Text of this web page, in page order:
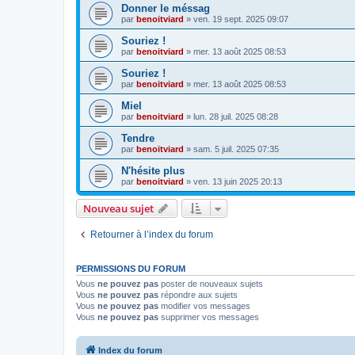
Donner le méssag
par benoitviard » ven. 19 sept. 2025 09:07
Souriez !
par benoitviard » mer. 13 août 2025 08:53
Souriez !
par benoitviard » mer. 13 août 2025 08:53
Miel
par benoitviard » lun. 28 juil. 2025 08:28
Tendre
par benoitviard » sam. 5 juil. 2025 07:35
N'hésite plus
par benoitviard » ven. 13 juin 2025 20:13
Nouveau sujet
Retourner à l’index du forum
PERMISSIONS DU FORUM
Vous ne pouvez pas poster de nouveaux sujets
Vous ne pouvez pas répondre aux sujets
Vous ne pouvez pas modifier vos messages
Vous ne pouvez pas supprimer vos messages
Index du forum